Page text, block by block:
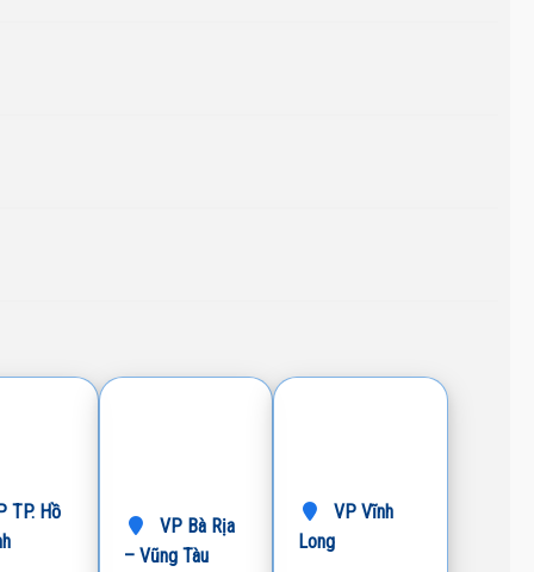
TP. Hồ
VP Bà Rịa
– Vũng Tàu
VP Vĩnh
Long